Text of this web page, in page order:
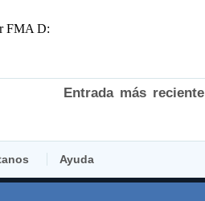
Entrada más reciente
Ayuda